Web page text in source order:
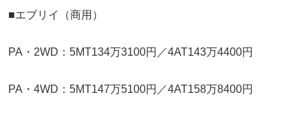
■エブリイ（商用）
PA・2WD：5MT134万3100円／4AT143万4400円
PA・4WD：5MT147万5100円／4AT158万8400円